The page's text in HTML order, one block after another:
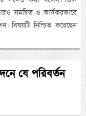
সমন্বিত ও কার্যকরভাবে
বিষয়টি নিশ্চিত করেছেন
যে পরিবর্তন